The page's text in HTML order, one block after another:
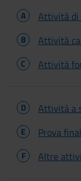
A Attività di
B Attività
C Attività
D Attività a
E Prova
F Altre